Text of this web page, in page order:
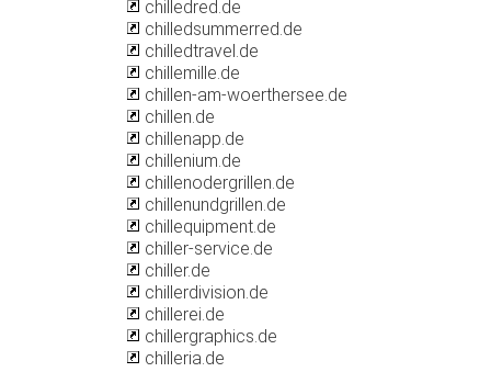
chilledred.de
chilledsummerred.de
chilledtravel.de
chillemille.de
chillen-am-woerthersee.de
chillen.de
chillenapp.de
chillenium.de
chillenodergrillen.de
chillenundgrillen.de
chillequipment.de
chiller-service.de
chiller.de
chillerdivision.de
chillerei.de
chillergraphics.de
chilleria.de